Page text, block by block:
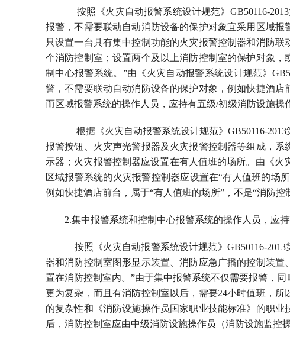
按照《火灾自动报警系统设计规范》GB50116-
报警，不需要联动自动消防设备的保护对象宜采用区域
只设置一台具有集中控制功能的火灾报警控制器和消防
个消防控制室；设置两个及以上消防控制室的保护对象
制中心报警系统。”由《火灾自动报警系统设计规范》
警，不需要联动自动消防设备的保护对象，例如快捷酒店
而区域报警系统的操作人员，应持有五级/初级消防设施操
根据《火灾自动报警系统设计规范》GB50116-
报警按钮、火灾声光警报器及火灾报警控制器等组成，
示器；火灾报警控制器应设置在有人值班的场所。由《火
区域报警系统的火灾报警控制器应设置在“有人值班的场
例如快捷酒店前台，属于“有人值班的场所”，不是“消防控
2.集中报警系统和控制中心报警系统的操作人员，应
按照《火灾自动报警系统设计规范》GB50116-
器和消防控制室图形显示装置、消防应急广播的控制装
置在消防控制室内。”由于集中报警系统不仅需要报警，
更为复杂，而且有消防控制室以后，需要24小时值班，
的复杂性和《消防设施操作员国家职业技能标准》的职
后，消防控制室应由中级消防设施操作员（消防设施监控